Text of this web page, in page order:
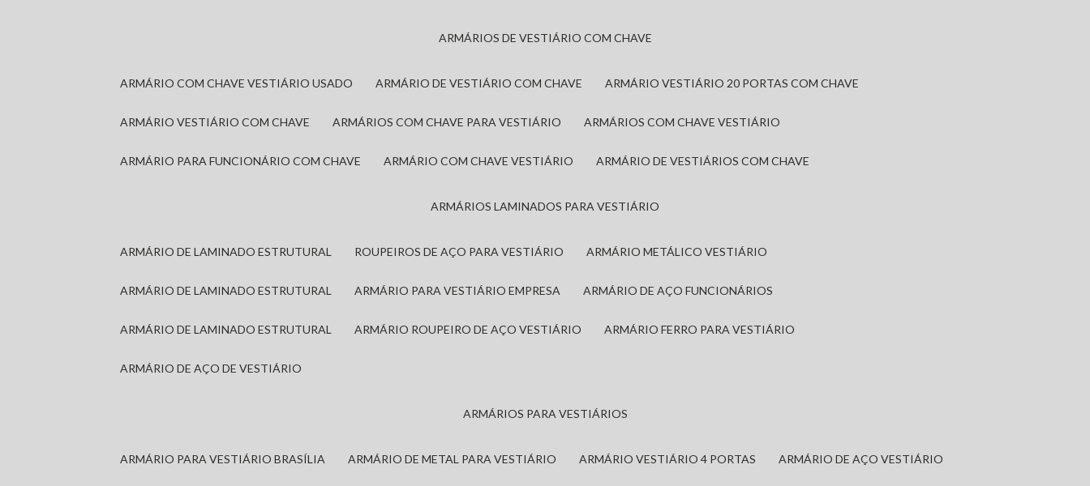
ARMÁRIOS DE VESTIÁRIO COM CHAVE
ARMÁRIO COM CHAVE VESTIÁRIO USADO ARMÁRIO DE VESTIÁRIO COM CHAVE ARMÁRIO VESTIÁRIO 20 PORTAS COM CHAVE
ARMÁRIO VESTIÁRIO COM CHAVE ARMÁRIOS COM CHAVE PARA VESTIÁRIO ARMÁRIOS COM CHAVE VESTIÁRIO
ARMÁRIO PARA FUNCIONÁRIO COM CHAVE ARMÁRIO COM CHAVE VESTIÁRIO ARMÁRIO DE VESTIÁRIOS COM CHAVE
ARMÁRIOS LAMINADOS PARA VESTIÁRIO
ARMÁRIO DE LAMINADO ESTRUTURAL ROUPEIROS DE AÇO PARA VESTIÁRIO ARMÁRIO METÁLICO VESTIÁRIO
ARMÁRIO DE LAMINADO ESTRUTURAL ARMÁRIO PARA VESTIÁRIO EMPRESA ARMÁRIO DE AÇO FUNCIONÁRIOS
ARMÁRIO DE LAMINADO ESTRUTURAL ARMÁRIO ROUPEIRO DE AÇO VESTIÁRIO ARMÁRIO FERRO PARA VESTIÁRIO
ARMÁRIO DE AÇO DE VESTIÁRIO
ARMÁRIOS PARA VESTIÁRIOS
ARMÁRIO PARA VESTIÁRIO BRASÍLIA ARMÁRIO DE METAL PARA VESTIÁRIO ARMÁRIO VESTIÁRIO 4 PORTAS ARMÁRIO DE AÇO VESTIÁRIO